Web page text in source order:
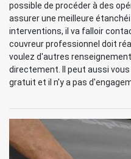
possible de procéder à des
assurer une meilleure
interventions, il va falloir
couvreur professionnel doit
voulez d'autres
directement. Il peut aussi
gratuit et il n'y a pas